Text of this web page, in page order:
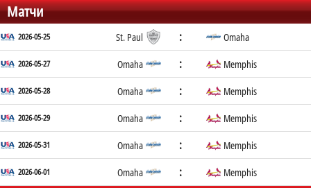
Матчи
2026-05-25 St. Paul : Omaha
2026-05-27 Omaha : Memphis
2026-05-28 Omaha : Memphis
2026-05-29 Omaha : Memphis
2026-05-31 Omaha : Memphis
2026-06-01 Omaha : Memphis